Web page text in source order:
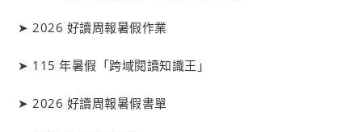
➤2026 好讀周報暑假作業
➤ 115 年暑假「跨域閱讀知識王」
➤2026 好讀周報暑假書單